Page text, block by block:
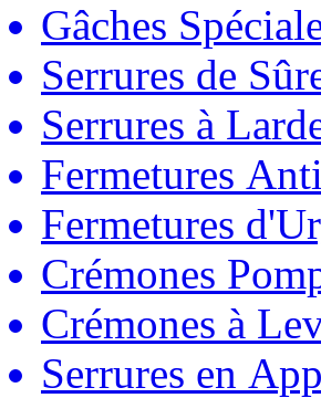
Gâches
Serrures de
Serrures à
Fermetures
Fermetures
Crémones
Crémones à
Serrures en